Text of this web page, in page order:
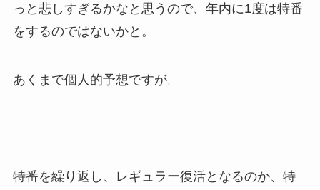
っと悲しすぎるかなと思うので、年内に1度は特番
をするのではないかと。
あくまで個人的予想ですが。
特番を繰り返し、レギュラー復活となるのか、特